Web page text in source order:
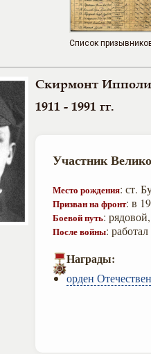
Список
Скирмонт
1911 - 1991 гг.
Участник
Место рождения: ст.
Призван на фронт: в
Боевой путь:
После войны:
Награды:
орден